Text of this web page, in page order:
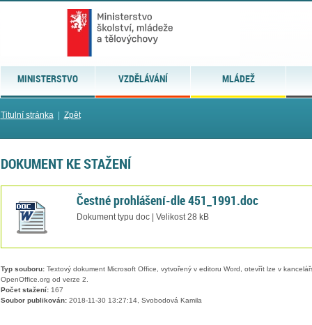
MINISTERSTVO VZDĚLÁVÁNÍ MLÁDEŽ
Titulní stránka| Zpět
DOKUMENT KE STAŽENÍ
Čestné prohlášení-dle 451_1991.doc
Dokument typu doc | Velikost 28 kB
Typ souboru:Textový dokument Microsoft Office, vytvořený v editoru Word, otevřít lze v
OpenOffice.org od verze 2.
Počet stažení:167
Soubor publikován:2018-11-30 13:27:14, Svobodová Kamila